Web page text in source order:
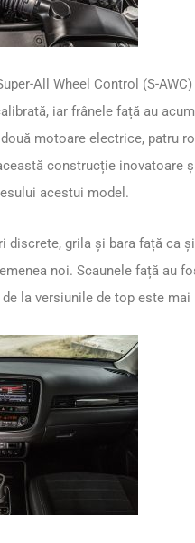
All Wheel Control (S-
iar frânele față au
motoare electrice, patru
construcție inovatoare
acestui model.
discrete, grila și bara față ca
noi. Scaunele față au
la versiunile de top este mai